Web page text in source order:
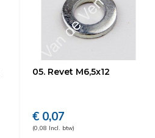
05. Revet M6,5x12
€ 0,07
(0,08 Incl. btw)